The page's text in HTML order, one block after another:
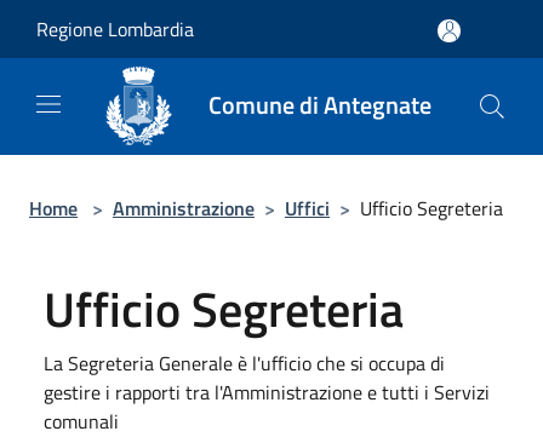
Regione Lombardia
Comune di Antegnate
Home > Amministrazione > Uffici > Ufficio Segreteria
Ufficio Segreteria
La Segreteria Generale è l'ufficio che si occupa di
gestire i rapporti tra l'Amministrazione e tutti i Servizi
comunali